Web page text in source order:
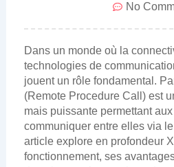
No
Dans un monde où la
technologies de
jouent un rôle fondamental.
(Remote Procedure Call) est
mais puissante permettant
communiquer entre elles via
article explore en profondeur
fonctionnement, ses